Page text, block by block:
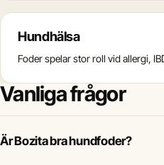
Hundhälsa
Foder spelar stor roll vid allergi,
Vanliga frågor
Är Bozita bra hundfoder?